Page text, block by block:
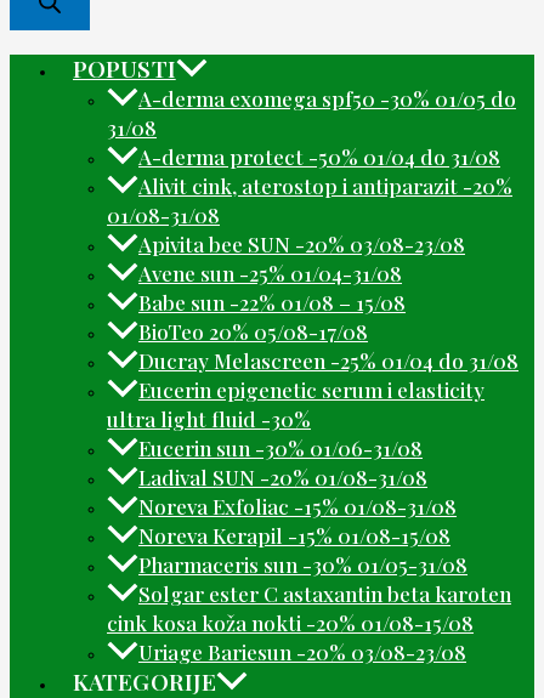
POPUSTI
A-derma exomega spf50 -30% 01/05 do
31/08
A-derma protect -50% 01/04 do 31/08
Alivit cink, aterostop i antiparazit -20%
01/08-31/08
Apivita bee SUN -20% 03/08-23/08
Avene sun -25% 01/04-31/08
Babe sun -22% 01/08 – 15/08
BioTeo 20% 05/08-17/08
Ducray Melascreen -25% 01/04 do 31/08
Eucerin epigenetic serum i elasticity
ultra light fluid -30%
Eucerin sun -30% 01/06-31/08
Ladival SUN -20% 01/08-31/08
Noreva Exfoliac -15% 01/08-31/08
Noreva Kerapil -15% 01/08-15/08
Pharmaceris sun -30% 01/05-31/08
Solgar ester C astaxantin beta karoten
cink kosa koža nokti -20% 01/08-15/08
Uriage Bariesun -20% 03/08-23/08
KATEGORIJE